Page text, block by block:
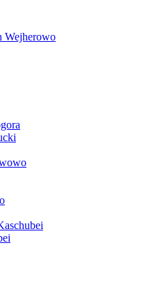
Wejherowo